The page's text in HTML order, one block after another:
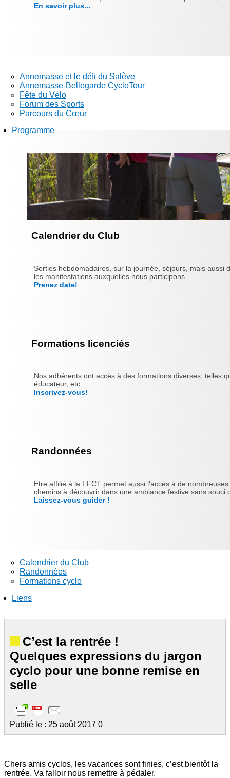
En savoir plus...
Annemasse et le défi du Salève
Annemasse-Bellegarde CycloTour
Fête du Vélo
Forum des Sports
Parcours du Cœur
Programme
Calendrier du Club
Sorties hebdomadaires, sur la journée, séjours, mais
les manifestations auxquelles nous participons.
Prenez date!
Formations licenciés
Nos adhérents ont accès à des formations diverses, telles
éducateur, etc.
Inscrivez-vous!
Randonnées
Etre affilié à la FFCT permet aussi l'accès à de
chemins à découvrir dans une ambiance festive sans souci
Laissez-vous guider !
Calendrier du Club
Randonnées
Formations cyclo
Liens
C’est la rentrée !
Quelques expressions du jargon
cyclo pour une bonne remise en
selle
Publié le : 25 août 2017 0
Chers amis cyclos, les vacances sont finies, c’est bientôt la
rentrée. Va falloir nous remettre à pédaler.